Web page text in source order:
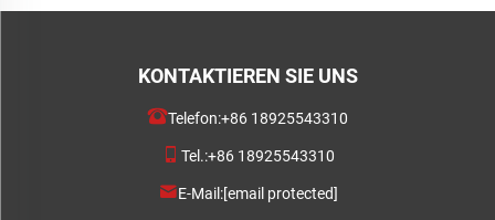
KONTAKTIEREN SIE UNS
Telefon:+86 18925543310
Tel.:+86 18925543310
E-Mail:[email protected]